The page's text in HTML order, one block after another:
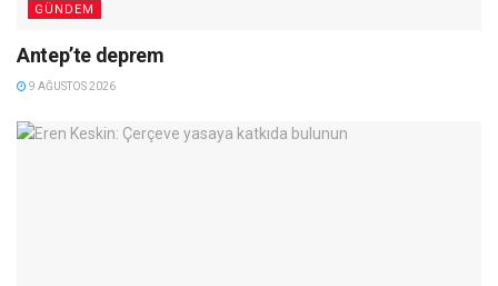
GÜNDEM
Antep’te deprem
9 AĞUSTOS 2026